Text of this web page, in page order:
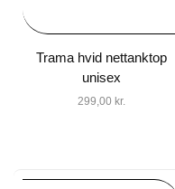
Trama hvid nettanktop
unisex
299,00 kr.